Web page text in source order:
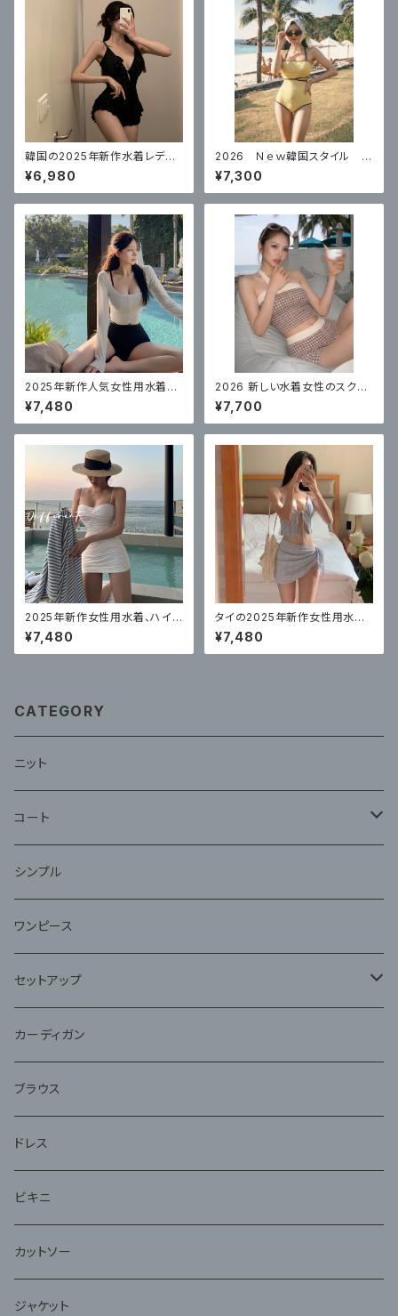
韓国の2025年新作水着レディ
ースワンピースセクシーハイエ
ンドフリル
¥6,980
2026 Ｎｅｗ韓国スタイル 水
着レディースワンピース プッシ
ュアップ体型カバー水着
¥7,300
2025年新作人気女性用水着の
韓国版、ハイウエストビキニ3点
セット
¥7,480
2026 新しい水着女性のスクエ
アアングル高品質リゾート美しい
スプリット水着スパチェック柄
¥7,700
2025年新作女性用水着、ハイ
エンドスプリットスカート、トライ
アングルソリッドカラー、腹部カ
バー、セクシー
¥7,480
タイの2025年新作女性用水着、
無地ストラップ、高級ビキニ3点
セット
¥7,480
CATEGORY
ニット
コート
ファー
シンプル
ワンピース
セットアップ
ジャケット
アンサンブル
カーディガン
ブラウス
ドレス
ビキニ
カットソー
ジャケット